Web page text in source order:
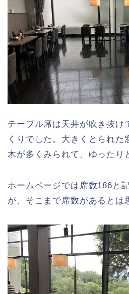
テーブル席は天井が吹き抜け
くりでした。大きくとられた
木が多くみられて、ゆったり
ホームページでは席数186と
が、そこまで席数があるとは